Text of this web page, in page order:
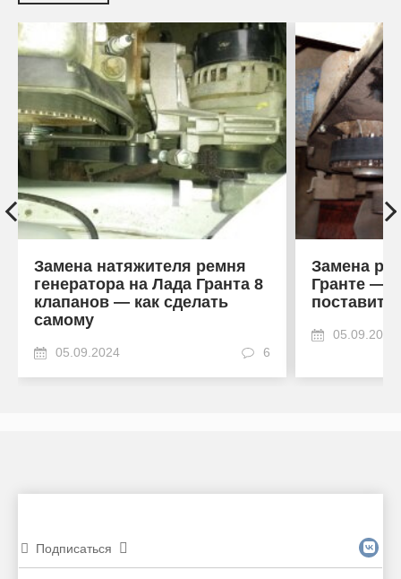
Замена натяжителя ремня
генератора на Лада Гранта 8
клапанов — как сделать
самому
05.09.2024 6
Замена
Гранте —
поставить
05.09.2024
Подписаться